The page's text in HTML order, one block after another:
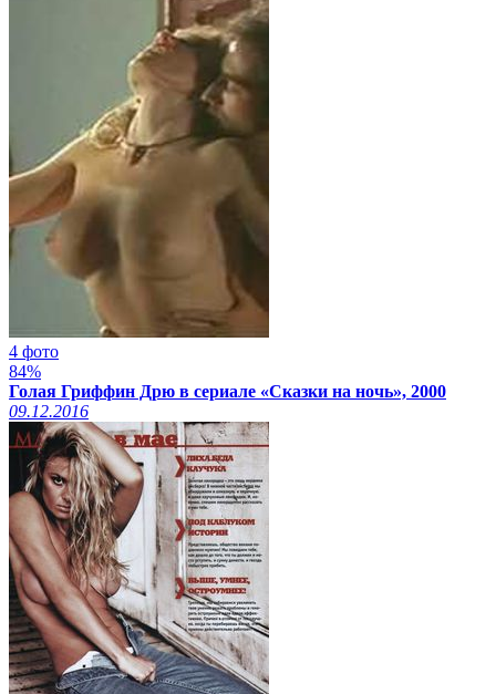
4 фото
84%
Голая Гриффин Дрю в сериале «Сказки на ночь», 2000
09.12.2016